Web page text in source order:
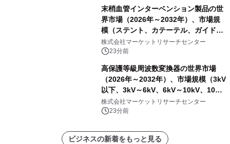
末梢血管インターベンション製品の世
界市場（2026年～2032年）、市場規
模（ステント、カテーテル、ガイドワ
イヤー、シース、下大静脈フィルタ
ー、その他）・分析レポートを発表
株式会社マーケットリサーチセンター
23分前
高保護等級周波数変換器の世界市場
（2026年～2032年）、市場規模（3kV
以下、3kV～6kV、6kV～10kV、10kV
超）・分析レポートを発表
株式会社マーケットリサーチセンター
23分前
ビジネスの新着をもっと見る